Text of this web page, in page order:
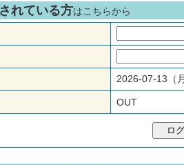
れている方はこちらから
2026-07-13
OUT